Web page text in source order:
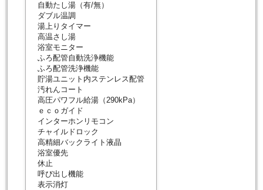
自動たし湯（有/無）
ダブル温調
湯上りタイマー
高温さし湯
浴室モニター
ふろ配管自動洗浄機能
ふろ配管洗浄機能
貯湯ユニット内ステンレス配管
汚れんコート
高圧パワフル給湯（290kPa）
ｅｃｏガイド
インターホンリモコン
チャイルドロック
高精細バックライト液晶
浴室優先
休止
呼び出し機能
表示消灯